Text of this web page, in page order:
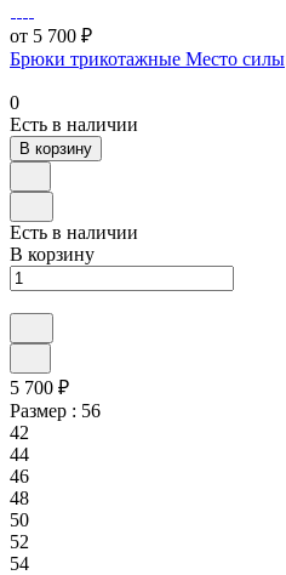
от 5 700 ₽
Брюки трикотажные Место силы
0
Есть в наличии
В корзину
Есть в наличии
В корзину
5 700 ₽
Размер : 56
42
44
46
48
50
52
54